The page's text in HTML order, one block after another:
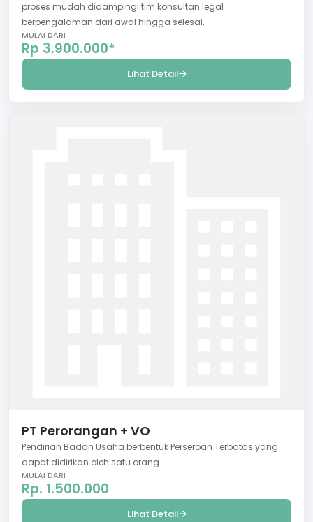
proses mudah didampingi tim konsultan legal
berpengalaman dari awal hingga selesai.
MULAI DARI
Rp 3.900.000*
Lihat Detail
PT Perorangan + VO
Pendirian Badan Usaha berbentuk Perseroan Terbatas yang
dapat didirikan oleh satu orang.
MULAI DARI
Rp. 1.500.000
Lihat Detail